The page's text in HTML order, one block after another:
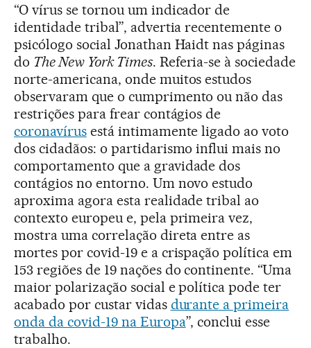
“O vírus se tornou um indicador de
identidade tribal”, advertia recentemente o
psicólogo social Jonathan Haidt nas páginas
do The New York Times. Referia-se à sociedade
norte-americana, onde muitos estudos
observaram que o cumprimento ou não das
restrições para frear contágios de
coronavírusestá intimamente ligado ao voto
dos cidadãos: o partidarismo influi mais no
comportamento que a gravidade dos
contágios no entorno. Um novo estudo
aproxima agora esta realidade tribal ao
contexto europeu e, pela primeira vez,
mostra uma correlação direta entre as
mortes por covid-19 e a crispação política em
153 regiões de 19 nações do continente. “Uma
maior polarização social e política pode ter
acabado por custar vidas durante a primeira
onda da covid-19 na Europa”, conclui esse
trabalho.